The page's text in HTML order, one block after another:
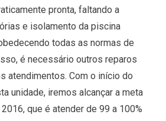
pronta, faltando a
e isolamento da piscina
todas as normas de
é necessário outros reparos
atendimentos. Com o início do
unidade, iremos alcançar a meta
que é atender de 99 a 100%